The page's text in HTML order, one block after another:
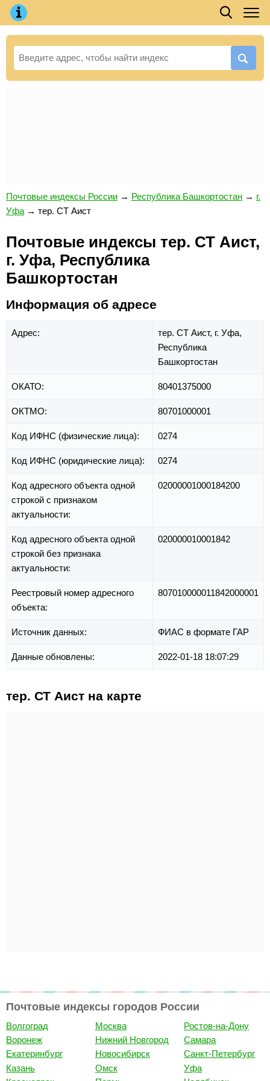
Почтовые индексы России → Республика Башкортостан → г.
Уфа → тер. СТ Аист
Почтовые индексы тер. СТ Аист,
г. Уфа, Республика
Башкортостан
Информация об адресе
Адрес: тер. СТ Аист, г. Уфа,
Республика
Башкортостан
ОКАТО: 80401375000
ОКТМО: 80701000001
Код ИФНС (физические лица): 0274
Код ИФНС (юридические лица): 0274
Код адресного объекта одной
строкой с признаком
актуальности:
02000001000184200
Код адресного объекта одной
строкой без признака
актуальности:
020000010001842
Реестровый номер адресного
объекта:
807010000011842000001
Источник данных: ФИАС в формате ГАР
Данные обновлены: 2022-01-18 18:07:29
тер. СТ Аист на карте
Почтовые индексы городов России
Волгоград
Воронеж
Екатеринбург
Казань
Москва
Нижний Новгород
Новосибирск
Омск
Ростов-на-Дону
Самара
Санкт-Петербург
Уфа